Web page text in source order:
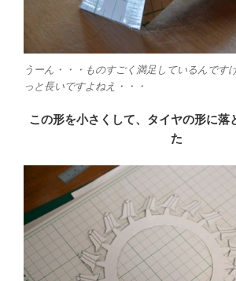
うーん・・・ものすごく満足しているんです
っと長いですよねえ・・・
この形を小さくして、タイヤの形に落
た